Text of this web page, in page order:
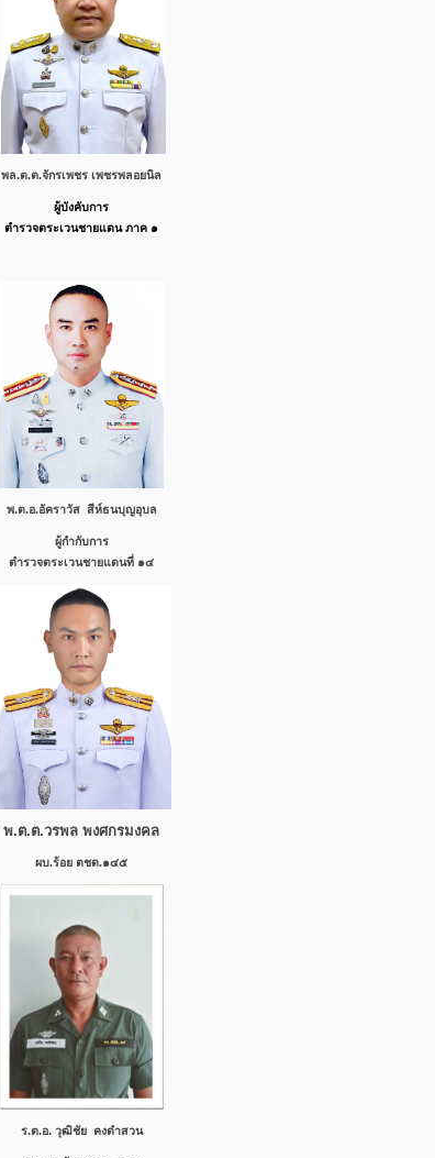
พล.ต.ต.จักรเพชร เพชรพลอยนิล
ผู้บังคับการ
ตำรวจตระเวนชายแดน ภาค ๑
พ.ต.อ.อัคราวัส สีห์ธน​บุญ​อุบล
ผู้กำกับการ
ตำรวจตระเวนชายแดนที่ ๑๔
พ.ต.ต.วรพล พงศกรมงคล
ผบ.ร้อย ตชด.๑๔๕
ร.ต.อ. วุฒิชัย คงดำสวน